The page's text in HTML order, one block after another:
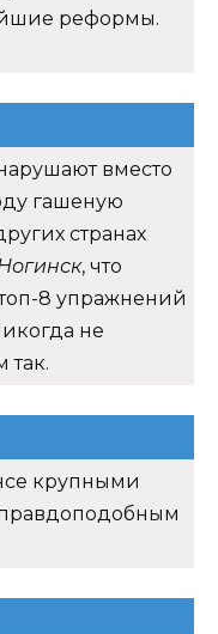
реформы.
вместо
гашеную
странах
, что
8 упражнений
не
так.
крупными